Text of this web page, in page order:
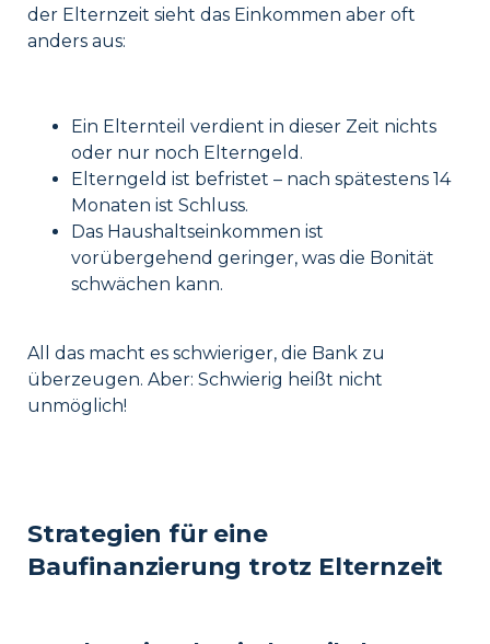
der Elternzeit sieht das Einkommen aber oft
anders aus:
Ein Elternteil verdient in dieser Zeit nichts
oder nur noch Elterngeld.
Elterngeld ist befristet – nach spätestens 14
Monaten ist Schluss.
Das Haushaltseinkommen ist
vorübergehend geringer, was die Bonität
schwächen kann.
All das macht es schwieriger, die Bank zu
überzeugen. Aber: Schwierig heißt nicht
unmöglich!
Strategien für eine
Baufinanzierung trotz Elternzeit